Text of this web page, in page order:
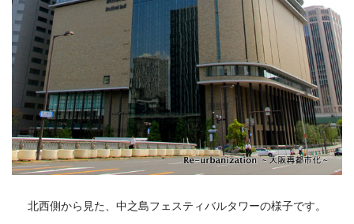
北西側から見た、中之島フェスティバルタワーの様子です。